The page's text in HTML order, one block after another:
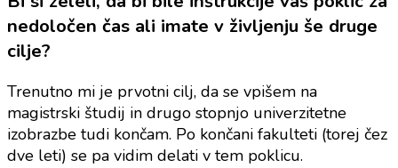
nedoločen čas ali imate v življenju še druge
cilje?
Trenutno mi je prvotni cilj, da se vpišem na
magistrski študij in drugo stopnjo univerzitetne
izobrazbe tudi končam. Po končani fakulteti (torej čez
dve leti) se pa vidim delati v tem poklicu.